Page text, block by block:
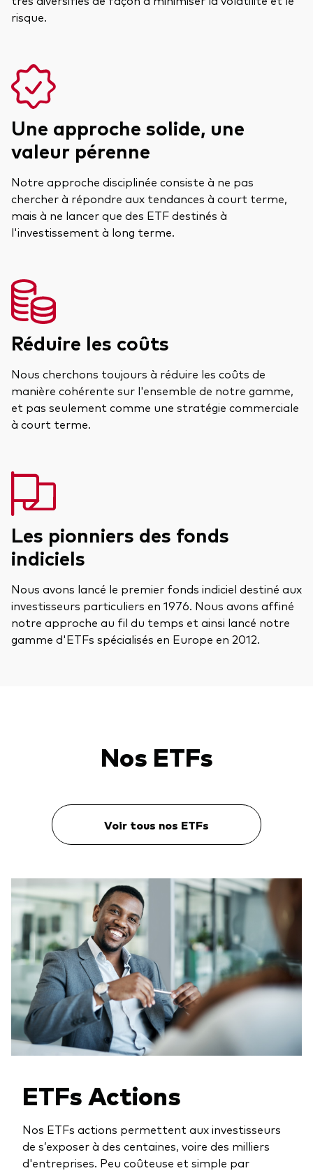
risque.
Une approche solide, une
valeur pérenne
Notre approche disciplinée consiste à ne pas
chercher à répondre aux tendances à court terme,
mais à ne lancer que des ETF destinés à
l'investissement à long terme.
Réduire les coûts
Nous cherchons toujours à réduire les coûts de
manière cohérente sur l'ensemble de notre gamme,
et pas seulement comme une stratégie commerciale
à court terme.
Les pionniers des fonds
indiciels
Nous avons lancé le premier fonds indiciel destiné aux
investisseurs particuliers en 1976. Nous avons affiné
notre approche au fil du temps et ainsi lancé notre
gamme d'ETFs spécialisés en Europe en 2012.
Nos ETFs
Voir tous nos ETFs
ETFs Actions
Nos ETFs actions permettent aux investisseurs
de s’exposer à des centaines, voire des milliers
d'entreprises. Peu coûteuse et simple par